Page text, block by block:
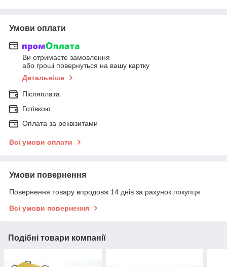
Умови оплати
Ви отримаєте замовлення
або гроші повернуться на вашу картку
Детальніше
Післяплата
Готівкою
Оплата за реквізитами
Всі умови оплати
Умови повернення
Повернення товару впродовж 14 днів за рахунок покупця
Всі умови повернення
Подібні товари компанії